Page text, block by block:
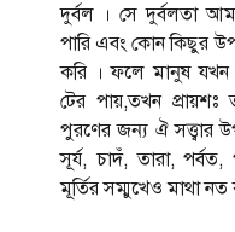
দুর্বল । সে দুর্বলতা
পারি এবং কোন কিছুর
করি । ফলে মানুষ যখন
টের পায়,তখন প্রায়শঃ
পুরণের জন্য ঐ সত্ত্বার
সূর্য, চাদঁ, তারা,
মূর্তির সম্মুখেও মাথা